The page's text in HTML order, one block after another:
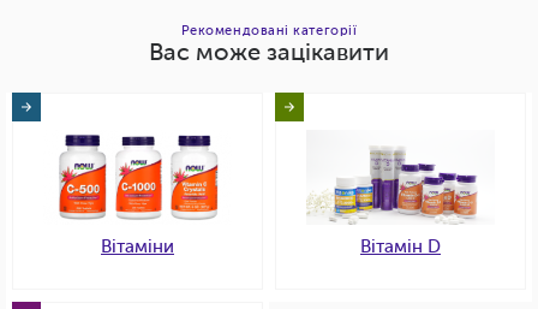
Рекомендовані категорії
Вас може зацікавити
Вітаміни Вітамін D